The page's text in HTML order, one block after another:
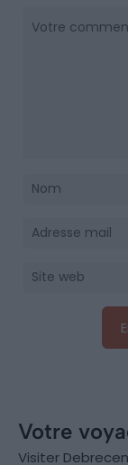
Votre
Visiter Debrecen